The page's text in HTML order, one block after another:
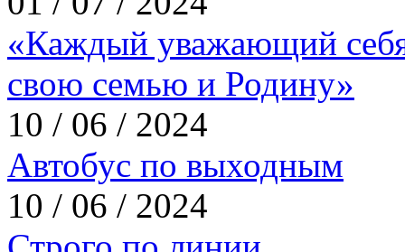
«Каждый уважающий
свою семью и Родину»
10 / 06 / 2024
Автобус по выходным
10 / 06 / 2024